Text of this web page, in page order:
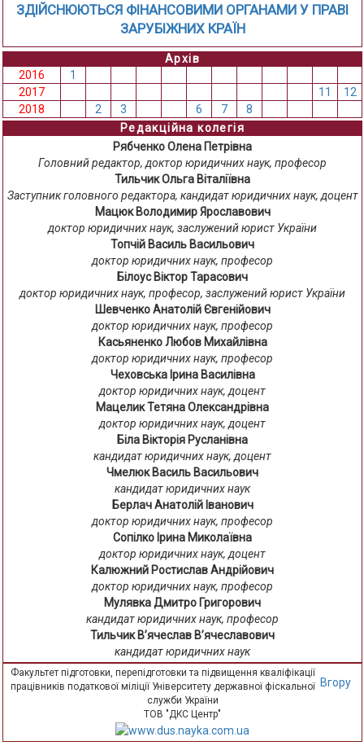
ЗДІЙСНЮЮТЬСЯ ФІНАНСОВИМИ ОРГАНАМИ У ПРАВІ
ЗАРУБІЖНИХ КРАЇН
Архів
2016
1
2017
11
12
2018
2 3 6 7 8
Редакційна колегія
Рябченко Олена Петрівна
Головний редактор, доктор юридичних наук, професор
Тильчик Ольга Віталіївна
Заступник головного редактора, кандидат юридичних наук, доцент
Мацюк Володимир Ярославович
доктор юридичних наук, заслужений юрист України
Топчій Василь Васильович
доктор юридичних наук, професор
Білоус Віктор Тарасович
доктор юридичних наук, професор, заслужений юрист України
Шевченко Анатолій Євгенійович
доктор юридичних наук, професор
Касьяненко Любов Михайлівна
доктор юридичних наук, професор
Чеховська Ірина Василівна
доктор юридичних наук, доцент
Мацелик Тетяна Олександрівна
доктор юридичних наук, доцент
Біла Вікторія Русланівна
кандидат юридичних наук, доцент
Чмелюк Василь Васильович
кандидат юридичних наук
Берлач Анатолій Іванович
доктор юридичних наук, професор
Сопілко Ірина Миколаївна
доктор юридичних наук, доцент
Калюжний Ростислав Андрійович
доктор юридичних наук, професор
Мулявка Дмитро Григорович
кандидат юридичних наук, професор
Тильчик В’ячеслав В’ячеславович
кандидат юридичних наук
Вгору
Факультет підготовки, перепідготовки та підвищення кваліфікації
працівників податкової міліції Університету державної фіскальної
служби України
ТОВ "ДКС Центр"